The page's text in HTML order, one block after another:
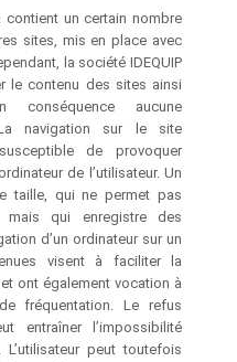
un certain nombre
sites, mis en place avec
la société IDEQUIP
le contenu des sites ainsi
conséquence aucune
navigation sur le site
de provoquer
de l’utilisateur. Un
taille, qui ne permet pas
mais qui enregistre des
d’un ordinateur sur un
visent à faciliter la
ont également vocation à
fréquentation. Le refus
entraîner l’impossibilité
peut toutefois